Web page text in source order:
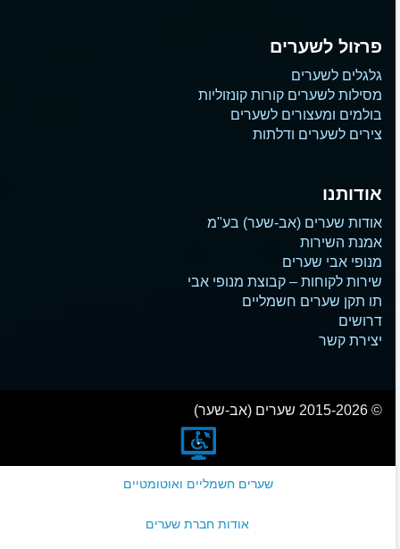
פרזול לשערים
גלגלים לשערים
מסילות לשערים קורות קונזוליות
בולמים ומעצורים לשערים
צירים לשערים ודלתות
אודותנו
אודות שערים (אב-שער) בע"מ
אמנת השירות
מנופי אבי שערים
שירות לקוחות – קבוצת מנופי אבי
תו תקן שערים חשמליים
דרושים
יצירת קשר
© 2015-2026 שערים (אב-שער)
שערים חשמליים ואוטומטיים
אודות חברת שערים